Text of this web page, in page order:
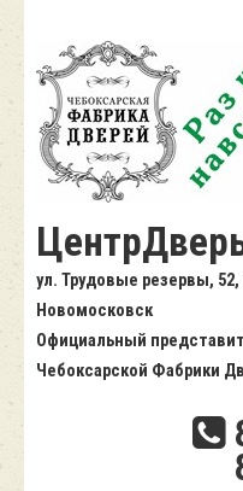
ул. Трудовые резервы,
Новомосковск
Официальный
Чебоксарской Фабрики